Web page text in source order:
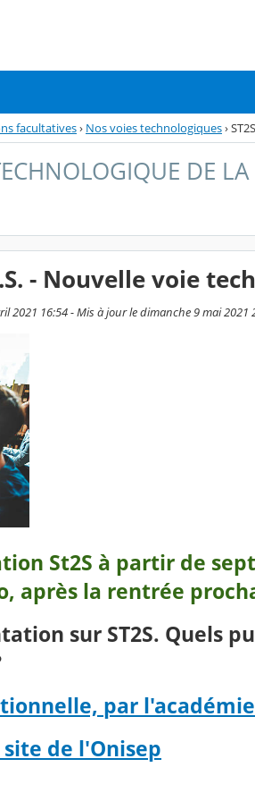
facultatives› Nos voies technologiques›
DE
- Nouvelle voie
16:54 - Mis à jour le dimanche 9 mai 2021
St2S à partir de
après la rentrée
sur ST2S. Quels
par
de l'Onisep